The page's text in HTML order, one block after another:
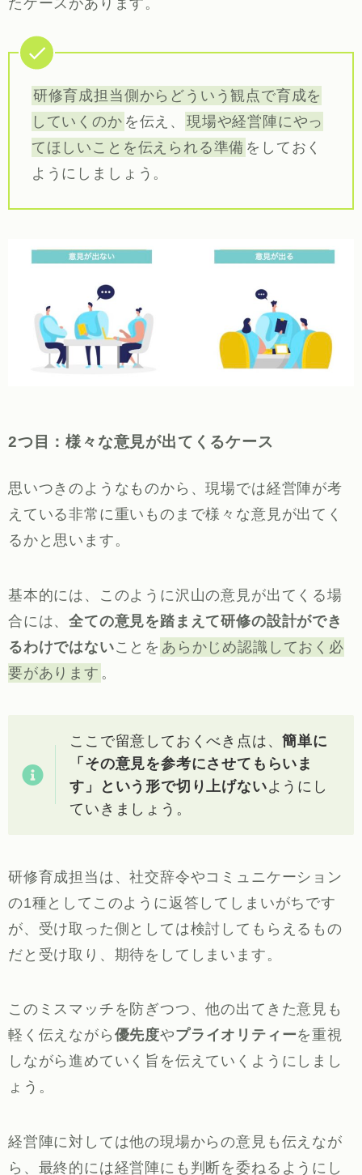
研修育成担当側からどういう観点で育成を
していくのか を伝え、
現場や経営陣にやっ
てほしいことを伝えられる準備 をしておく
ようにしましょう。
2つ目：様々な意見が出てくるケース
思いつきのようなものから、現場では経営陣が考
えている非常に重いものまで様々な意見が出てく
るかと思います。
基本的には、このように沢山の意見が出てくる場
合には、全ての意見を踏まえて研修の設計ができ
るわけではないことを あらかじめ認識しておく必
要があります 。
ここで留意しておくべき点は、簡単に
「その意見を参考にさせてもらいま
す」という形で切り上げないようにし
ていきましょう。
研修育成担当は、社交辞令やコミュニケーション
の1種としてこのように返答してしまいがちです
が、受け取った側としては検討してもらえるもの
だと受け取り、期待をしてしまいます。
このミスマッチを防ぎつつ、他の出てきた意見も
軽く伝えながら 優先度やプライオリティーを重視
しながら進めていく旨を伝えていくようにしまし
ょう。
経営陣に対しては他の現場からの意見も伝えなが
ら、最終的には経営陣にも判断を委ねるようにし